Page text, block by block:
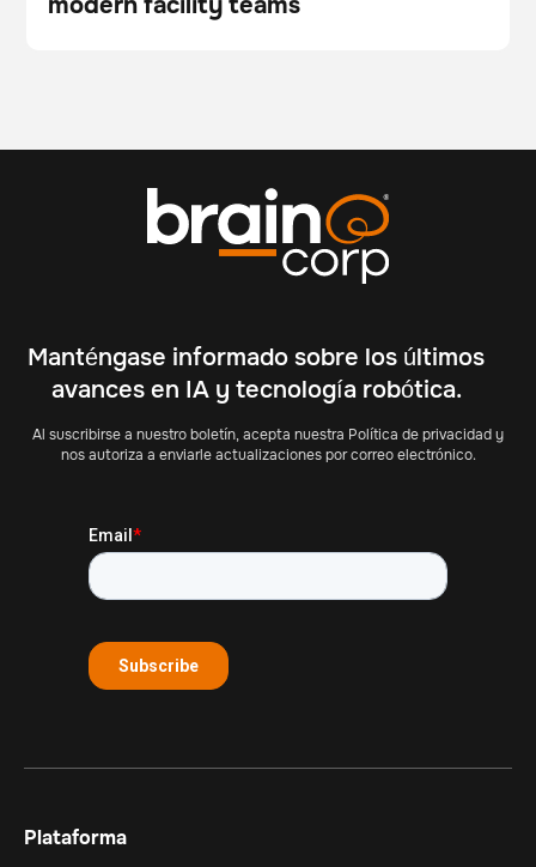
Manténgase informado sobre los últimos
avances en IA y tecnología robótica.
Al suscribirse a nuestro boletín, acepta nuestra Política de privacidad y
nos autoriza a enviarle actualizaciones por correo electrónico.
Plataforma